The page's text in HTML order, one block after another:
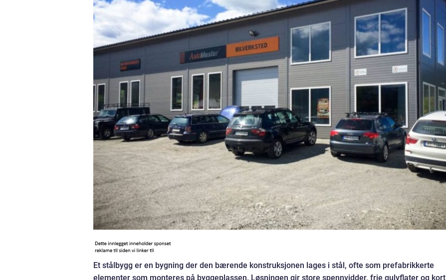
Et stålbygg er en bygning der den bærende konstruksjonen lages i stål, ofte som prefabrikkerte
elementer som monteres på byggeplassen. Løsningen gir store spennvidder, frie gulvflater og kort